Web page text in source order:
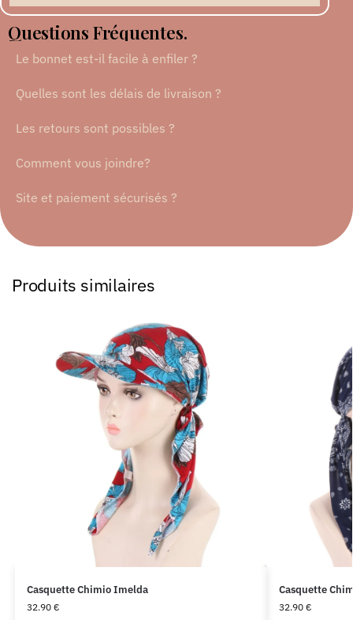
Questions Fréquentes.
Le bonnet est-il facile à enfiler ?
Quelles sont les délais de livraison ?
Les retours sont possibles ?
Comment vous joindre?
Site et paiement sécurisés ?
Produits similaires
Casquette Chimio Imelda
32.90 €
Casquette
32.90 €